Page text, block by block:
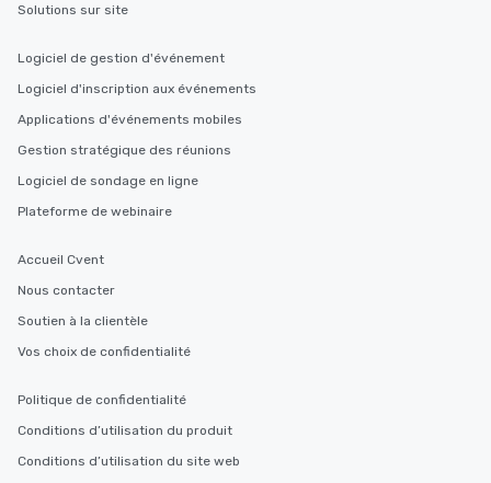
Solutions sur site
Logiciel de gestion d'événement
Logiciel d'inscription aux événements
Applications d'événements mobiles
Gestion stratégique des réunions
Logiciel de sondage en ligne
Plateforme de webinaire
Accueil Cvent
Nous contacter
Soutien à la clientèle
Vos choix de confidentialité
Politique de confidentialité
Conditions d’utilisation du produit
Conditions d’utilisation du site web